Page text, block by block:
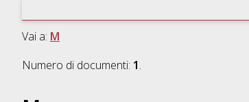
Vai a: M
Numero di documenti: 1.